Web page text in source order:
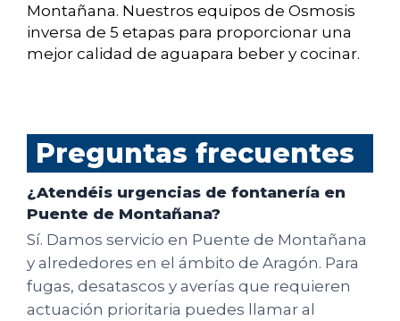
Montañana. Nuestros equipos de Osmosis
inversa de 5 etapas para proporcionar una
mejor calidad de aguapara beber y cocinar.
Preguntas frecuentes
¿Atendéis urgencias de fontanería en
Puente de Montañana?
Sí. Damos servicio en Puente de Montañana
y alrededores en el ámbito de Aragón. Para
fugas, desatascos y averías que requieren
actuación prioritaria puedes llamar al